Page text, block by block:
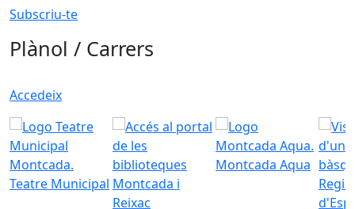
Subscriu-te
Plànol / Carrers
Accedeix
Teatre Municipal
Montcada Aqua